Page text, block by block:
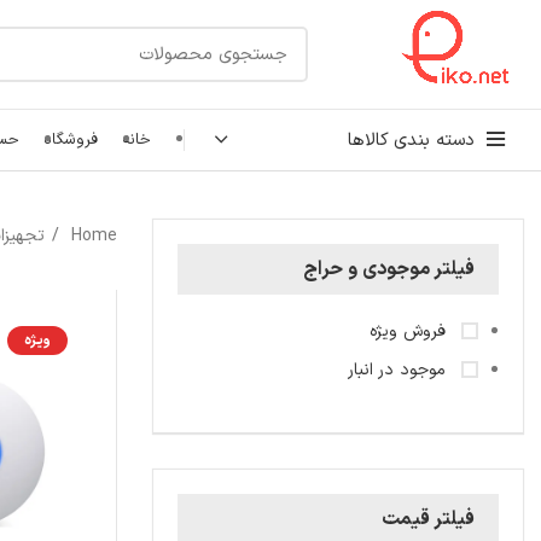
دسته بندی کالاها
کابل شبکه
اتصالات شبکه
خانه فروشگاه
فیلتر موجودی و حراج
فروش ویژه
موجود در انبار
فیلتر قیمت
Home
ویژه